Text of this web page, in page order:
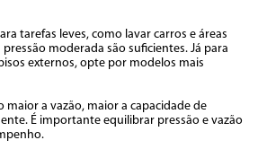
tarefas leves, como lavar carros e áreas
moderada são suficientes. Já para
externos, opte por modelos mais
maior a vazão, maior a capacidade de
É importante equilibrar pressão e vazão